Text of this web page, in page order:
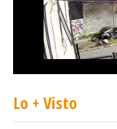
Lo + Visto